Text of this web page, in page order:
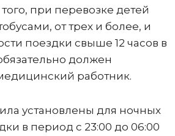
при перевозке детей
от трех и более, и
поездки свыше 12 часов в
должен
работник.
установлены для ночных
в период с 23:00 до 06:00